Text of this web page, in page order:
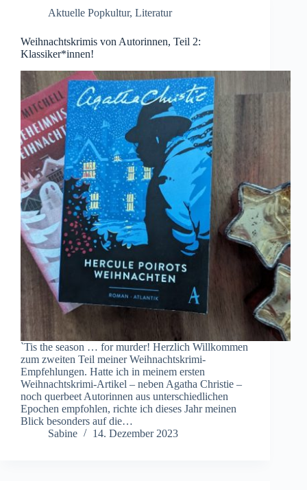
Aktuelle Popkultur, Literatur
Weihnachtskrimis von Autorinnen, Teil 2:
Klassiker*innen!
`Tis the season … for murder! Herzlich Willkommen
zum zweiten Teil meiner Weihnachtskrimi-
Empfehlungen. Hatte ich in meinem ersten
Weihnachtskrimi-Artikel – neben Agatha Christie –
noch querbeet Autorinnen aus unterschiedlichen
Epochen empfohlen, richte ich dieses Jahr meinen
Blick besonders auf die…
Sabine
14. Dezember 2023